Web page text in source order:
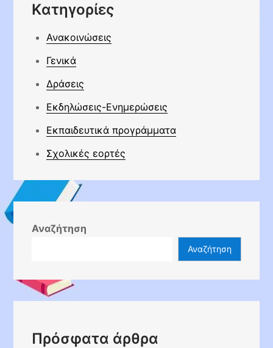
Kατηγορίες
Ανακοινώσεις
Γενικά
Δράσεις
Εκδηλώσεις-Ενημερώσεις
Εκπαιδευτικά προγράμματα
Σχολικές εορτές
Αναζήτηση
Αναζήτηση
Πρόσφατα άρθρα